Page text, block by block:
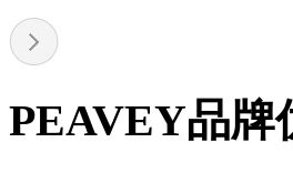
PEAVEY品牌